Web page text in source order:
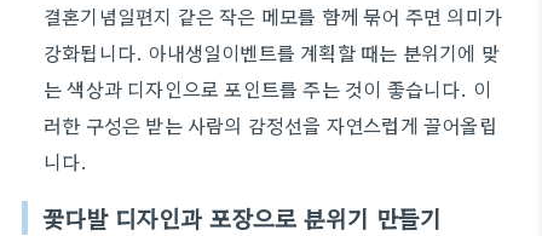
결혼기념일편지 같은 작은 메모를 함께 묶어 주면 의미가
강화됩니다. 아내생일이벤트를 계획할 때는 분위기에 맞
는 색상과 디자인으로 포인트를 주는 것이 좋습니다. 이
러한 구성은 받는 사람의 감정선을 자연스럽게 끌어올립
니다.
꽃다발 디자인과 포장으로 분위기 만들기